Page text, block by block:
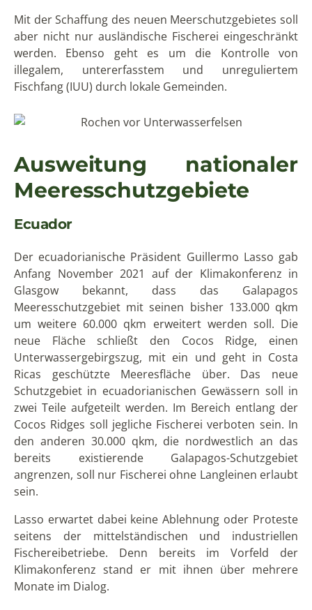
Mit der Schaffung des neuen Meerschutzgebietes soll
aber nicht nur ausländische Fischerei eingeschränkt
werden. Ebenso geht es um die Kontrolle von
illegalem, untererfasstem und unreguliertem
Fischfang (IUU) durch lokale Gemeinden.
Ausweitung nationaler
Meeresschutzgebiete
Ecuador
Der ecuadorianische Präsident Guillermo Lasso gab
Anfang November 2021 auf der Klimakonferenz in
Glasgow bekannt, dass das Galapagos
Meeresschutzgebiet mit seinen bisher 133.000 qkm
um weitere 60.000 qkm erweitert werden soll. Die
neue Fläche schließt den Cocos Ridge, einen
Unterwassergebirgszug, mit ein und geht in Costa
Ricas geschützte Meeresfläche über. Das neue
Schutzgebiet in ecuadorianischen Gewässern soll in
zwei Teile aufgeteilt werden. Im Bereich entlang der
Cocos Ridges soll jegliche Fischerei verboten sein. In
den anderen 30.000 qkm, die nordwestlich an das
bereits existierende Galapagos-Schutzgebiet
angrenzen, soll nur Fischerei ohne Langleinen erlaubt
sein.
Lasso erwartet dabei keine Ablehnung oder Proteste
seitens der mittelständischen und industriellen
Fischereibetriebe. Denn bereits im Vorfeld der
Klimakonferenz stand er mit ihnen über mehrere
Monate im Dialog.